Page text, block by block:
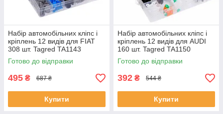
Набір автомобільних кліпс і
кріплень 12 видів для FIAT
308 шт. Tagred TA1143
Готово до відправки
495 ₴ 687 ₴
Купити
Набір автомобільних кліпс і
кріплень 12 видів для AUDI
160 шт. Tagred TA1150
Готово до відправки
392 ₴ 544 ₴
Купити